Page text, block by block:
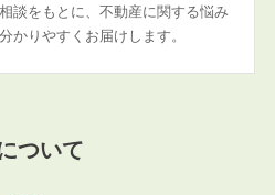
談をもとに、不動産に関する悩み
かりやすくお届けします。
ついて